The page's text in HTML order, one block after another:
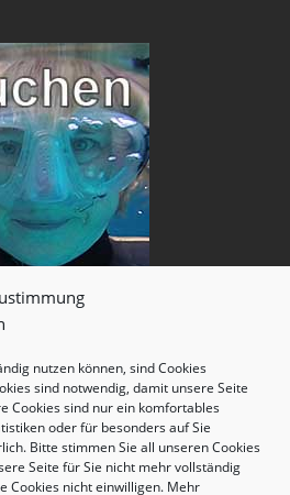
nutzen können, sind Cookies
sind notwendig, damit unsere Seite
Cookies sind nur ein komfortables
oder für besonders auf Sie
Bitte stimmen Sie all unseren Cookies
Seite für Sie nicht mehr vollständig
Cookies nicht einwilligen. Mehr